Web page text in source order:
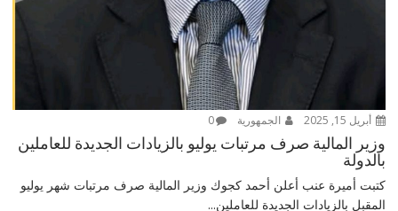
أبريل 15, 2025 الجمهورية 0
وزير المالية صرف مرتبات يوليو بالزيادات الجديدة للعاملين
بالدولة
كتبت أميرة عنب أعلن أحمد كجوك وزير المالية صرف مرتبات شهر يوليو
المقبل بالزيادات الجديدة للعاملين...